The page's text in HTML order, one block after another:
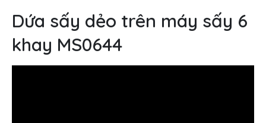
Dứa sấy dẻo trên máy sấy 6
khay MS0644